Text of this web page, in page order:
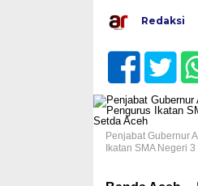
Redaksi
Penjabat Gubernur
Ikatan SMA Negeri